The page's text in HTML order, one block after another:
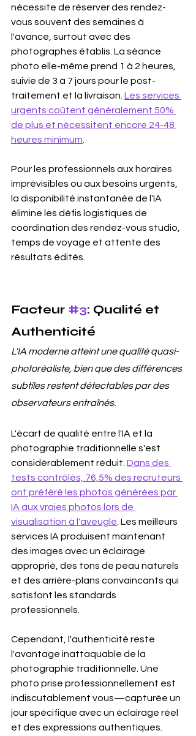
nécessite de réserver des rendez-
vous souvent des semaines à
l'avance, surtout avec des
photographes établis. La séance
photo elle-même prend 1 à 2 heures,
suivie de 3 à 7 jours pour le post-
traitement et la livraison. Les services
urgents coûtent généralement 50%
de plus et nécessitent encore 24-48
heures minimum
Pour les professionnels aux horaires
imprévisibles ou aux besoins urgents,
la disponibilité instantanée de l'IA
élimine les défis logistiques de
coordination des rendez-vous studio,
temps de voyage et attente des
résultats édités.
Facteur #3: Qualité et
Authenticité
L'IA moderne atteint une qualité quasi-
photoréaliste, bien que des différences
subtiles restent détectables par des
observateurs entraînés.
L'écart de qualité entre l'IA et la
photographie traditionnelle s'est
considérablement réduit. Dans des
tests contrôlés, 76,5% des recruteurs
ont préféré les photos générées par
IA aux vraies photos lors de
visualisation à l'aveugle . Les meilleurs
services IA produisent maintenant
des images avec un éclairage
approprié, des tons de peau naturels
et des arrière-plans convaincants qui
satisfont les standards
professionnels.
Cependant, l'authenticité reste
l'avantage inattaquable de la
photographie traditionnelle. Une
photo prise professionnellement est
indiscutablement vous—capturée un
jour spécifique avec un éclairage réel
et des expressions authentiques.